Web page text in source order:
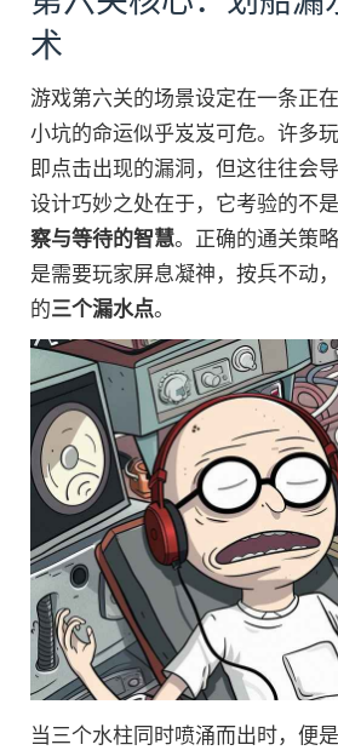
术
游戏第六关的场景设定在一条正
小坑的命运似乎岌岌可危。许多
即点击出现的漏洞，但这往往会
设计巧妙之处在于，它考验的不
察与等待的智慧。正确的通关策
是需要玩家屏息凝神，按兵不动
的三个漏水点。
当三个水柱同时喷涌而出时，便